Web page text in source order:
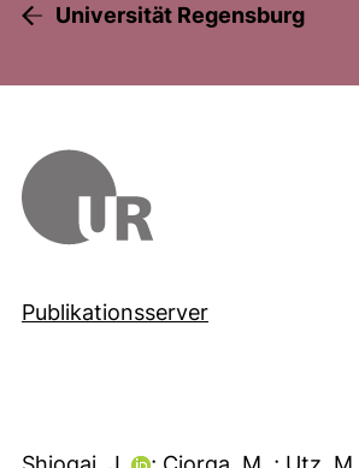
Universität Regensburg
Publikationsserver